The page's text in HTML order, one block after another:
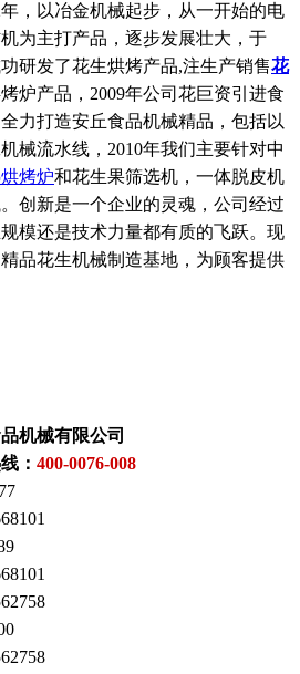
以冶金机械起步，从一开始的电
为主打产品，逐步发展壮大，于
研发了花生烘烤产品,注生产销售花
炉产品，2009年公司花巨资引进食
力打造安丘食品机械精品，包括以
械流水线，2010年我们主要针对中
烤炉和花生果筛选机，一体脱皮机
创新是一个企业的灵魂，公司经过
模还是技术力量都有质的飞跃。现
品花生机械制造基地，为顾客提供
机械有限公司
： 400-0076-008